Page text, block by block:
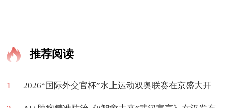
推荐阅读
1 2026“国际外交官杯”水上运动双奥联赛在京盛大开